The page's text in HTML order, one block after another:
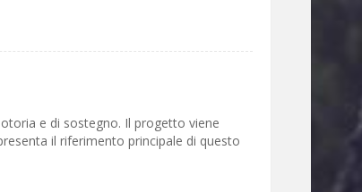
e di sostegno. Il progetto viene
il riferimento principale di questo